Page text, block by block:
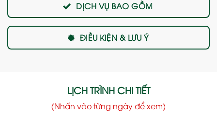
LỊCH TRÌNH CHI TIẾT
(Nhấn vào từng ngày để xem)
DỊCH VỤ BAO GỒM
ĐIỀU KIỆN & LƯU Ý